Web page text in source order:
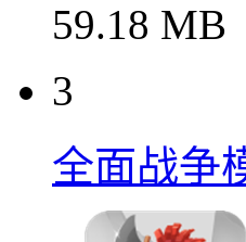
59.18 MB
3
全面战争